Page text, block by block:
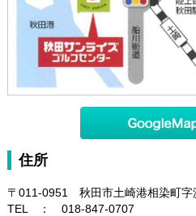
住所
〒011-0951 秋田市土崎港相染町字
TEL ： 018-847-0707